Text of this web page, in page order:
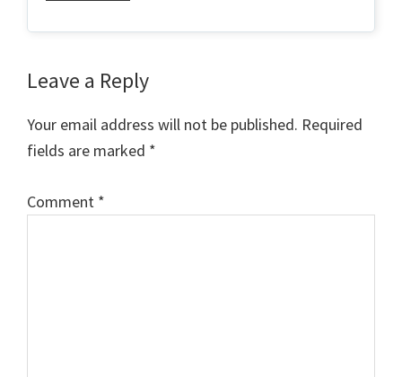
Reader
Interactions
Leave a Reply
Your email address will not be published. Required
fields are marked *
Comment *